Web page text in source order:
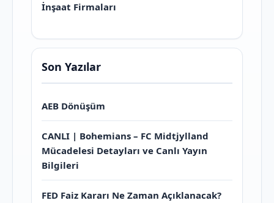
İnşaat Firmaları
Son Yazılar
AEB Dönüşüm
CANLI | Bohemians – FC Midtjylland
Mücadelesi Detayları ve Canlı Yayın
Bilgileri
FED Faiz Kararı Ne Zaman Açıklanacak?